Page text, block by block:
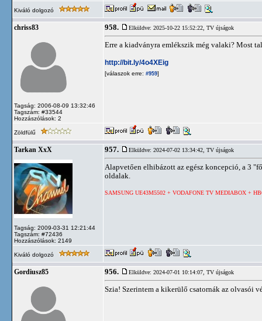
Kiváló dolgozó
chriss83
Tagság: 2006-08-09 13:32:46
Tagszám: #33544
Hozzászólások: 2
958. Elküldve: 2025-10-22 15:52:22, TV újságok
Erre a kiadványra emlékszik még valaki? Most
http://bit.ly/4o4XEig
[válaszok erre: #959]
Zöldfülű
Tarkan XxX
Tagság: 2009-03-31 12:21:44
Tagszám: #72436
Hozzászólások: 2149
957. Elküldve: 2024-07-02 13:34:42, TV újságok
Alapvetően elhibázott az egész koncepció, a 3
oldalak.
SAMSUNG UE43M5502 + VODAFONE TV MEDIABOX +
Kiváló dolgozó
Gordiusz85 956. Elküldve: 2024-07-01 10:14:07, TV újságok
Szia! Szerintem a kikerülő csatornák az olvasói